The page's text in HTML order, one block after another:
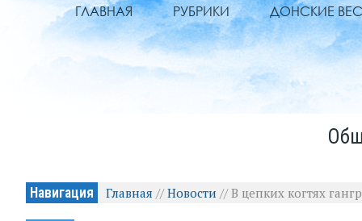
ГЛАВНАЯ РУБРИКИ ДОНСКИЕ
Навигация Главная //Новости //В цепких когтях